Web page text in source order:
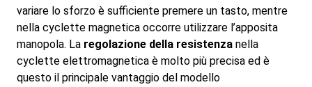
variare lo sforzo è sufficiente premere un tasto, mentre
nella cyclette magnetica occorre utilizzare l’apposita
manopola. La regolazione della resistenza nella
cyclette elettromagnetica è molto più precisa ed è
questo il principale vantaggio del modello